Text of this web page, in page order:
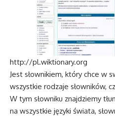
http://pl.wiktionary.org
Jest słownikiem, który chce w
wszystkie rodzaje słowników,
W tym słowniku znajdziemy
na wszystkie języki świata,